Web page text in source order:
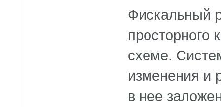
Фискальный
просторного
схеме.
изменения и
в нее